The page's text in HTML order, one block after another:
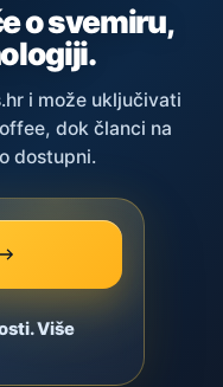
o svemiru,
i može uključivati
dok članci na
dostupni.
Više